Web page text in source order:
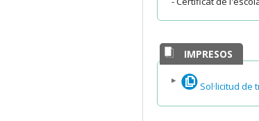
IMPRESOS
Sol·licitud